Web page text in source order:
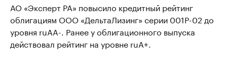
АО «Эксперт РА» повысило кредитный рейтинг
облигациям ООО «ДельтаЛизинг» серии 001Р-02 до
уровня ruAA-. Ранее у облигационного выпуска
действовал рейтинг на уровне ruA+.